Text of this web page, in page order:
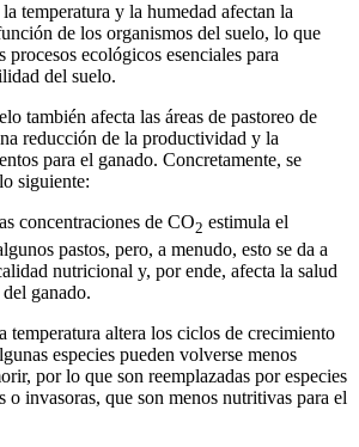
temperatura y la humedad afectan la
de los organismos del suelo, lo que
procesos ecológicos esenciales para
del suelo.
también afecta las áreas de pastoreo de
reducción de la productividad y la
para el ganado. Concretamente, se
siguiente:
concentraciones de CO2 estimula el
pastos, pero, a menudo, esto se da a
nutricional y, por ende, afecta la salud
ganado.
temperatura altera los ciclos de crecimiento
especies pueden volverse menos
por lo que son reemplazadas por especies
o invasoras, que son menos nutritivas para el